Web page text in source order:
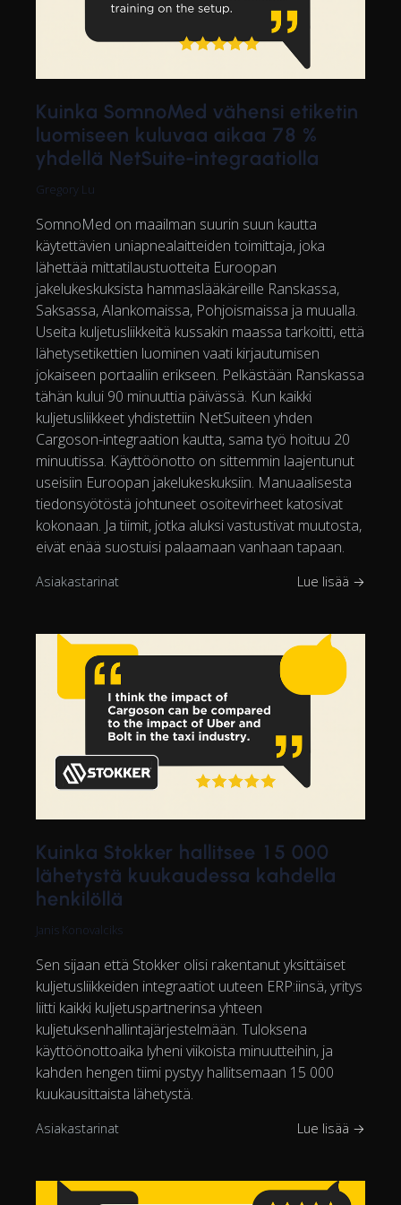
Kuinka SomnoMed vähensi etiketin
luomiseen kuluvaa aikaa 78 %
yhdellä NetSuite-integraatiolla
Gregory Lu
SomnoMed on maailman suurin suun kautta
käytettävien uniapnealaitteiden toimittaja, joka
lähettää mittatilaustuotteita Euroopan
jakelukeskuksista hammaslääkäreille Ranskassa,
Saksassa, Alankomaissa, Pohjoismaissa ja muualla.
Useita kuljetusliikkeitä kussakin maassa tarkoitti, että
lähetysetikettien luominen vaati kirjautumisen
jokaiseen portaaliin erikseen. Pelkästään Ranskassa
tähän kului 90 minuuttia päivässä. Kun kaikki
kuljetusliikkeet yhdistettiin NetSuiteen yhden
Cargoson-integraation kautta, sama työ hoituu 20
minuutissa. Käyttöönotto on sittemmin laajentunut
useisiin Euroopan jakelukeskuksiin. Manuaalisesta
tiedonsyötöstä johtuneet osoitevirheet katosivat
kokonaan. Ja tiimit, jotka aluksi vastustivat muutosta,
eivät enää suostuisi palaamaan vanhaan tapaan.
Asiakastarinat Lue lisää →
Kuinka Stokker hallitsee 15 000
lähetystä kuukaudessa kahdella
henkilöllä
Janis Konovalciks
Sen sijaan että Stokker olisi rakentanut yksittäiset
kuljetusliikkeiden integraatiot uuteen ERP:iinsä, yritys
liitti kaikki kuljetuspartnerinsa yhteen
kuljetuksenhallintajärjestelmään. Tuloksena
käyttöönottoaika lyheni viikoista minuutteihin, ja
kahden hengen tiimi pystyy hallitsemaan 15 000
kuukausittaista lähetystä.
Asiakastarinat Lue lisää →